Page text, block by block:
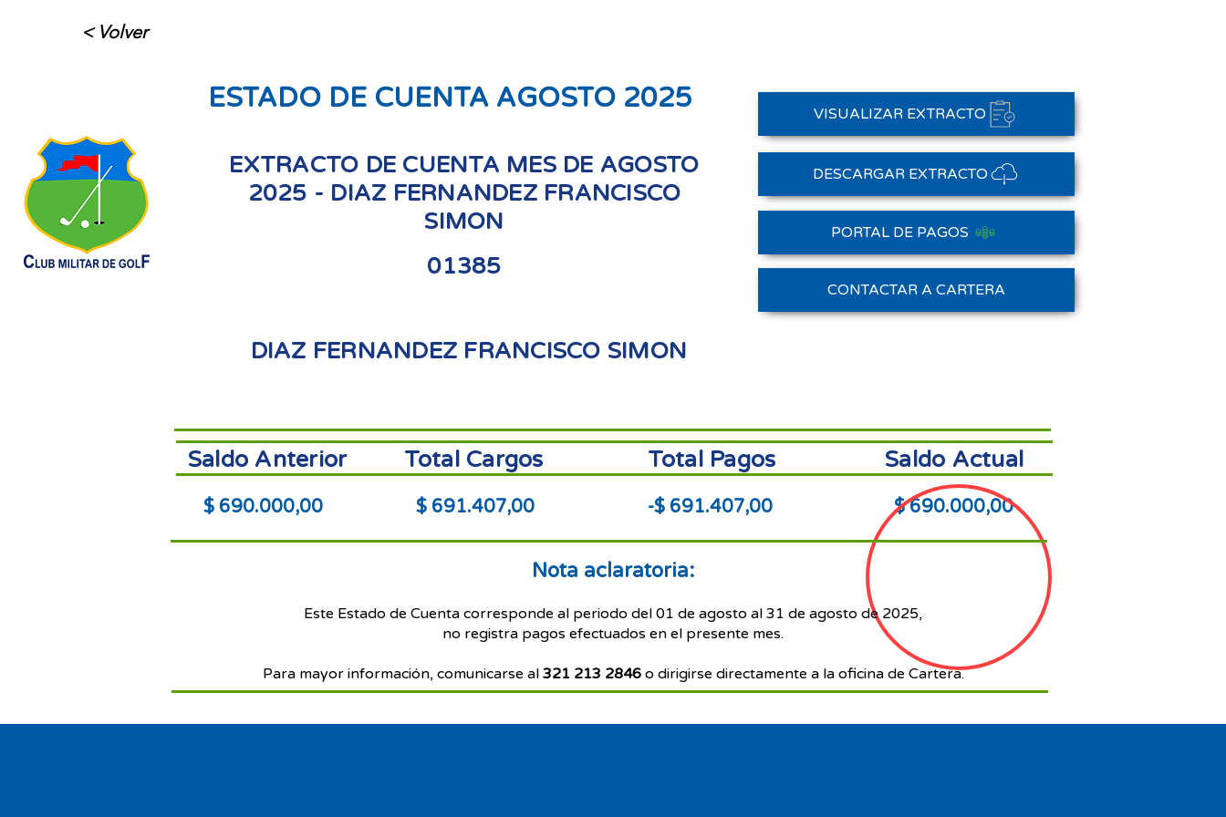
< Volver
ESTADO DE CUENTA AGOSTO 2025
EXTRACTO DE CUENTA MES DE AGOSTO
2025 - DIAZ FERNANDEZ FRANCISCO
SIMON
01385
Saldo Anterior
DIAZ FERNANDEZ FRANCISCO SIMON
VISUALIZAR EXTRACTO
DESCARGAR EXTRACTO
PORTAL DE PAGOS
CONTACTAR A CARTERA
Saldo Anterior Total Cargos Total Pagos Saldo Actual
$ 690.000,00 $ 691.407,00 -$ 691.407,00 $ 690.000,00
Nota aclaratoria:
Este Estado de Cuenta corresponde al periodo del 01 de agosto al 31 de agosto de 2025,
no registra pagos efectuados en el presente mes.
Para mayor información, comunicarse al 321 213 2846o dirigirse directamente a la oficina de Cartera.